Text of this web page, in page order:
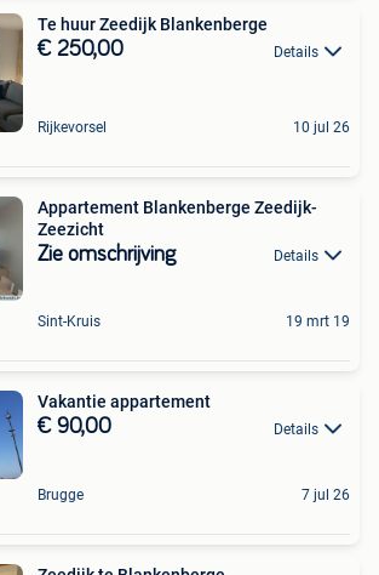
Te huur Zeedijk Blankenberge
€ 250,00 Details
Rijkevorsel 10 jul 26
Appartement Blankenberge Zeedijk-
Zeezicht
Zie omschrijving Details
Sint-Kruis 19 mrt 19
Vakantie appartement
€ 90,00 Details
Brugge 7 jul 26